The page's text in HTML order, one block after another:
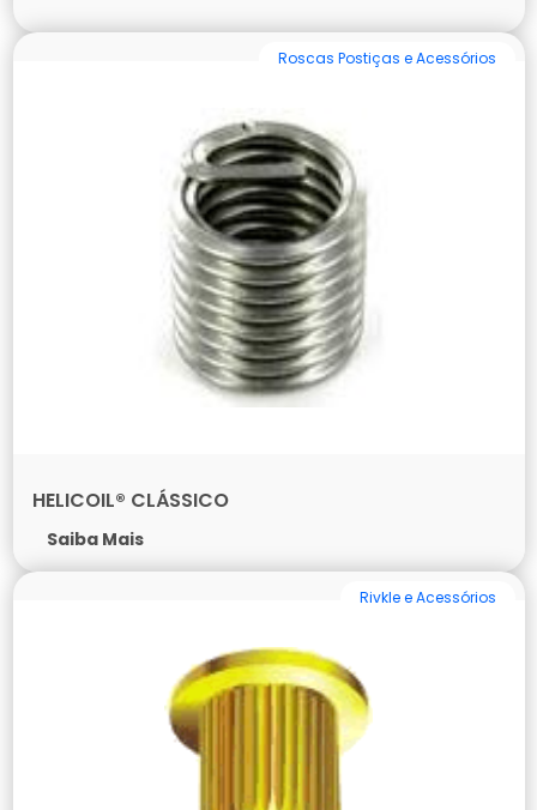
HELICOIL® CLÁSSICO
Roscas Postiças e Acessórios
Saiba Mais
Rivkle e Acessórios